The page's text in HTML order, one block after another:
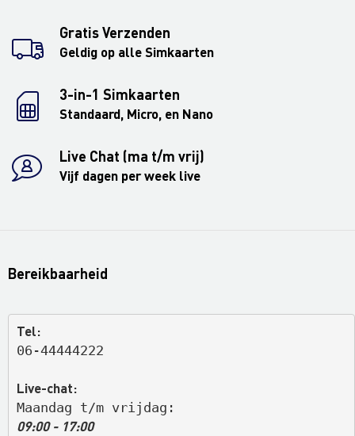
Gratis Verzenden
Geldig op alle Simkaarten
3-in-1 Simkaarten
Standaard, Micro, en Nano
Live Chat (ma t/m vrij)
Vijf dagen per week live
Bereikbaarheid
Tel:
06-44444222
Live-chat:
Maandag t/m vrijdag:
09:00 - 17:00